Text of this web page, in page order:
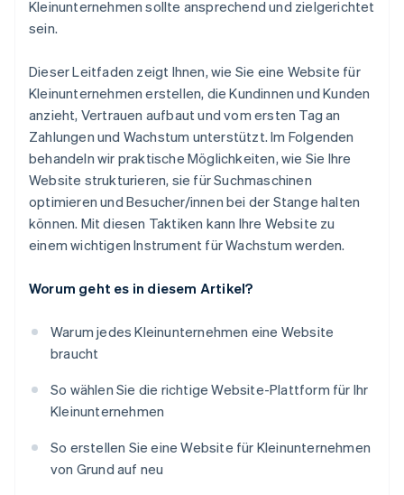
Kleinunternehmen sollte ansprechend und zielgerichtet
sein.
Dieser Leitfaden zeigt Ihnen, wie Sie eine Website für
Kleinunternehmen erstellen, die Kundinnen und Kunden
anzieht, Vertrauen aufbaut und vom ersten Tag an
Zahlungen und Wachstum unterstützt. Im Folgenden
behandeln wir praktische Möglichkeiten, wie Sie Ihre
Website strukturieren, sie für Suchmaschinen
optimieren und Besucher/innen bei der Stange halten
können. Mit diesen Taktiken kann Ihre Website zu
einem wichtigen Instrument für Wachstum werden.
Worum geht es in diesem Artikel?
Warum jedes Kleinunternehmen eine Website
braucht
So wählen Sie die richtige Website-Plattform für Ihr
Kleinunternehmen
So erstellen Sie eine Website für Kleinunternehmen
von Grund auf neu